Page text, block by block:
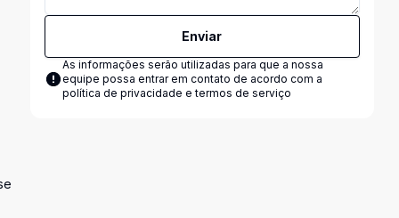
Enviar
As informações serão utilizadas para que a nossa
equipe possa entrar em contato de acordo com a
política de privacidade e termos de serviço